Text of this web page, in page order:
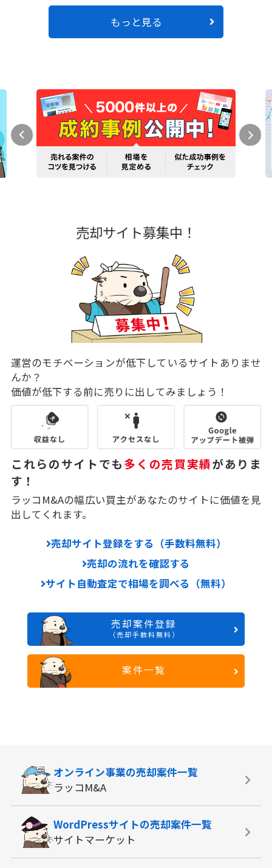
もっと見る
売却サイト募集中！
運営のモチベーションが低下しているサイトありませ
んか？
価値が低下する前に売りに出してみましょう！
これらのサイトでも多くの売買実績がありま
す！
ラッコM&Aの幅広い買主があなたのサイトに価値を見
出してくれます。
売却サイト登録をする（手数料無料）
売却の流れを確認する
サイト自動査定で相場を調べる（無料）
売却案件登録
（売却手数料無料）
案件一覧
オンライン事業の売却案件一覧
ラッコM&A
WordPressサイトの売却案件一覧
サイトマーケット